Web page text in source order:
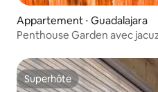
Appartement ⋅ Guadalajara
Penthouse Garden avec
Superhôte
Superhôte